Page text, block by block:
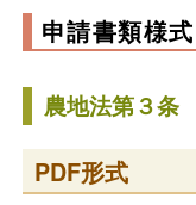
申請書類様式
農地法第３条
PDF形式